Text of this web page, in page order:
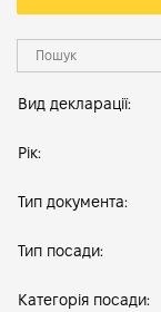
Вид декларації:
Рік:
Тип документа:
Тип посади:
Категорія посади: